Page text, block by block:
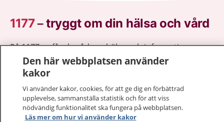
1177–tryggt om din hälsa och vård
På 1177.se får du råd om hälsa och information om
sjukdomar och vilka mottagningar du kan kontakta.
Logga in för att läsa din journal och göra dina
sjukvårdsrådgivning dygnet runt.
1177 ger dig råd när du vill må bättre.
Den här webbplatsen använder
kakor
Vi använder kakor, cookies, för att ge dig en förbättrad
upplevelse, sammanställa statistik och för att viss
nödvändig funktionalitet ska fungera på webbplatsen.
Läs mer om hur vi använder kakor